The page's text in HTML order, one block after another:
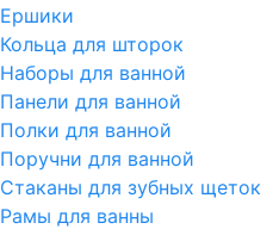
Ершики
Кольца для шторок
Наборы для ванной
Панели для ванной
Полки для ванной
Поручни для ванной
Стаканы для зубных щеток
Рамы для ванны